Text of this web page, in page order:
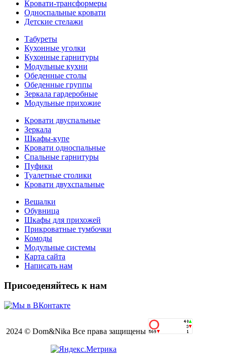
Кровати-трансформеры
Односпальные кровати
Детские стелажи
Табуреты
Кухонные уголки
Кухонные гарнитуры
Модульные кухни
Обеденные столы
Обеденные группы
Зеркала гардеробные
Модульные прихожие
Кровати двуспальные
Зеркала
Шкафы-купе
Кровати односпальные
Спальные гарнитуры
Пуфики
Туалетные столики
Кровати двухспальные
Вешалки
Обувница
Шкафы для прихожей
Прикроватные тумбочки
Комоды
Модульные системы
Карта сайта
Написать нам
Присоеденяйтесь к нам
2024 © Dom&Nika Все права защищены